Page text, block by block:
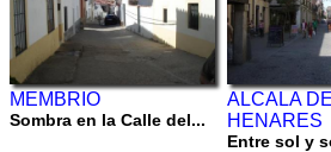
MEMBRIO
Sombra en la Calle del...
ALCALA DE
HENARES
Entre sol y